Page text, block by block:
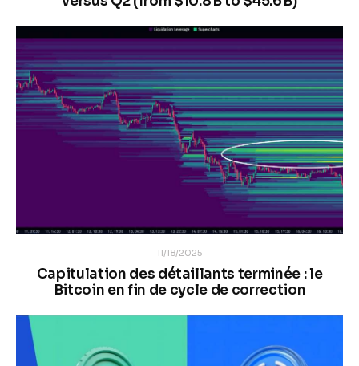
11/18/2025
Capitulation des détaillants terminée : le
Bitcoin en fin de cycle de correction